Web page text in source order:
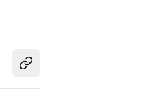
Udostępnij